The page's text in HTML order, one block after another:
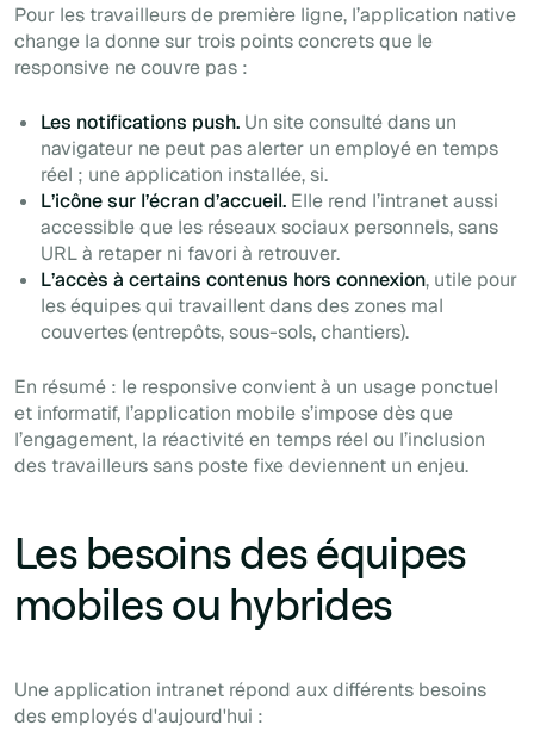
Pour les travailleurs de première ligne, l’application native
change la donne sur trois points concrets que le
responsive ne couvre pas :
Les notifications push. Un site consulté dans un
navigateur ne peut pas alerter un employé en temps
réel ; une application installée, si.
L’icône sur l’écran d’accueil. Elle rend l’intranet aussi
accessible que les réseaux sociaux personnels, sans
URL à retaper ni favori à retrouver.
L’accès à certains contenus hors connexion, utile pour
les équipes qui travaillent dans des zones mal
couvertes (entrepôts, sous-sols, chantiers).
En résumé : le responsive convient à un usage ponctuel
et informatif, l’application mobile s’impose dès que
l’engagement, la réactivité en temps réel ou l’inclusion
des travailleurs sans poste fixe deviennent un enjeu.
Les besoins des équipes
mobiles ou hybrides
Une application intranet répond aux différents besoins
des employés d'aujourd'hui :